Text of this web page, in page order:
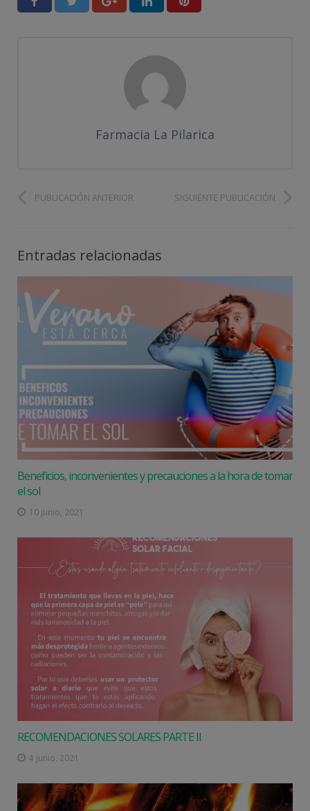
Farmacia La Pilarica
PUBLICACIÓN ANTERIOR SIGUIENTE PUBLICACIÓN
Entradas relacionadas
Beneficios, inconvenientes y precauciones a la hora de tomar
el sol
10 junio, 2021
RECOMENDACIONES SOLARES PARTE II
4 junio, 2021